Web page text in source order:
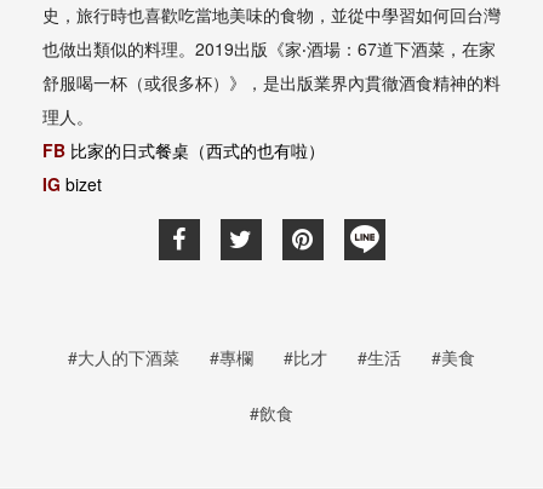
史，旅行時也喜歡吃當地美味的食物，並從中學習如何回台灣
也做出類似的料理。2019出版《家‧酒場：67道下酒菜，在家
舒服喝一杯（或很多杯）》，是出版業界內貫徹酒食精神的料
理人。
FB 比家的日式餐桌（西式的也有啦）
IG bizet
#大人的下酒菜 #專欄 #比才 #生活 #美食
#飲食